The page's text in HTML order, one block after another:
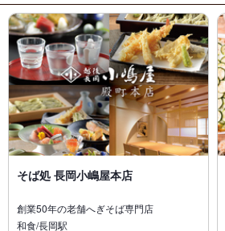
そば処 長岡小嶋屋本店
創業50年の老舗へぎそば専門店
和食/長岡駅